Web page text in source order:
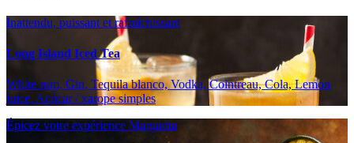
Inattendu, puissant et rafraîchissant
Long Island Iced Tea
White rum, Gin, Tequila blanco, Vodka, Cointreau, Cola, Lemon
juice, Açúcar / xarope simples
Épicez votre expérience Margarita